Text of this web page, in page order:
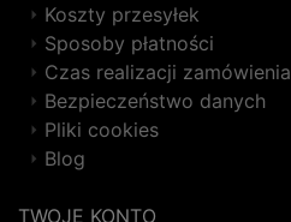
Koszty przesyłek
Sposoby płatności
Czas realizacji zamówienia
Bezpieczeństwo danych
Pliki cookies
Blog
TWOJE KONTO